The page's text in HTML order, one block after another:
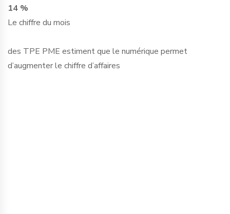
14 %
Le chiffre du mois
des TPE PME estiment que le numérique permet
d’augmenter le chiffre d’affaires